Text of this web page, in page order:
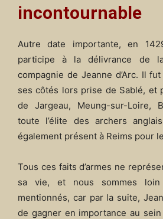
incontournable
Autre date importante, en
participe à la délivrance de
compagnie de Jeanne d’Arc. Il
ses côtés lors prise de Sablé, et
de Jargeau, Meung-sur-Loire,
toute l’élite des archers
également présent à Reims pour
Tous ces faits d’armes ne
sa vie, et nous sommes
mentionnés, car par la suite,
de gagner en importance au sein